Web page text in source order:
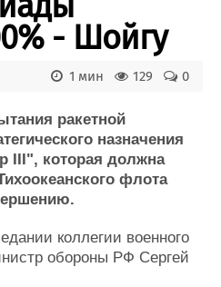
объявлений
флота
- Шойгу
0
129
1 мин
ракетной
назначения
III", которая должна
флота
коллегии военного
обороны РФ Сергей